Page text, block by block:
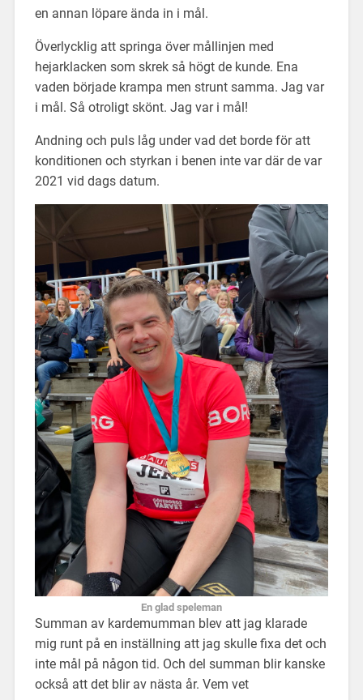
en annan löpare ända in i mål.
Överlycklig att springa över mållinjen med
hejarklacken som skrek så högt de kunde. Ena
vaden började krampa men strunt samma. Jag var
i mål. Så otroligt skönt. Jag var i mål!
Andning och puls låg under vad det borde för att
konditionen och styrkan i benen inte var där de var
2021 vid dags datum.
En glad speleman
Summan av kardemumman blev att jag klarade
mig runt på en inställning att jag skulle fixa det och
inte mål på någon tid. Och del summan blir kanske
också att det blir av nästa år. Vem vet